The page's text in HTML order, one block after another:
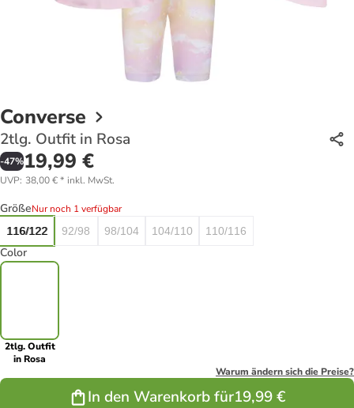
Converse
2tlg. Outfit in Rosa
-47%19,99 €
UVP: 38,00 €* inkl. MwSt.
GrößeNur noch 1 verfügbar
116/122
92/98 98/104 104/110 110/116
Color
2tlg. Outfit
in Rosa
Warum ändern sich die Preise?
In den Warenkorb für19,99 €